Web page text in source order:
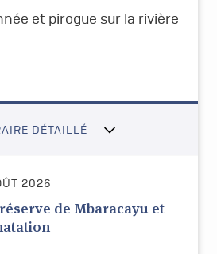
et pirogue sur la rivière
DÉTAILLÉ
2026
de Mbaracayu et